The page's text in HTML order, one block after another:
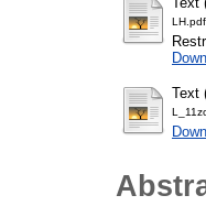
LH.pdf
Text